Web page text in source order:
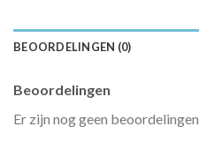
BEOORDELINGEN (0)
Beoordelingen
Er zijn nog geen beoordelingen.